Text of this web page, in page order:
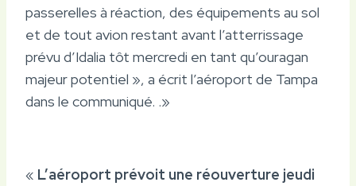
passerelles à réaction, des équipements au sol
et de tout avion restant avant l’atterrissage
prévu d’Idalia tôt mercredi en tant qu’ouragan
majeur potentiel », a écrit l’aéroport de Tampa
dans le communiqué. .»
« L’aéroport prévoit une réouverture jeudi